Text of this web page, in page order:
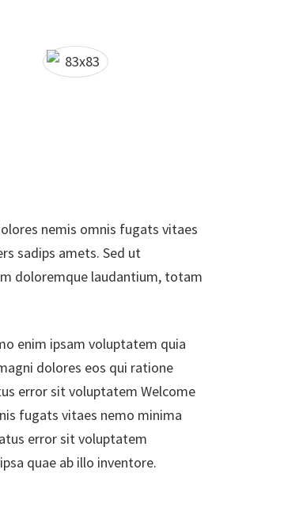
nemis omnis fugats vitaes
sadips amets. Sed ut
doloremque laudantium, totam
enim ipsam voluptatem quia
dolores eos qui ratione
error sit voluptatem Welcome
fugats vitaes nemo minima
error sit voluptatem
quae ab illo inventore.